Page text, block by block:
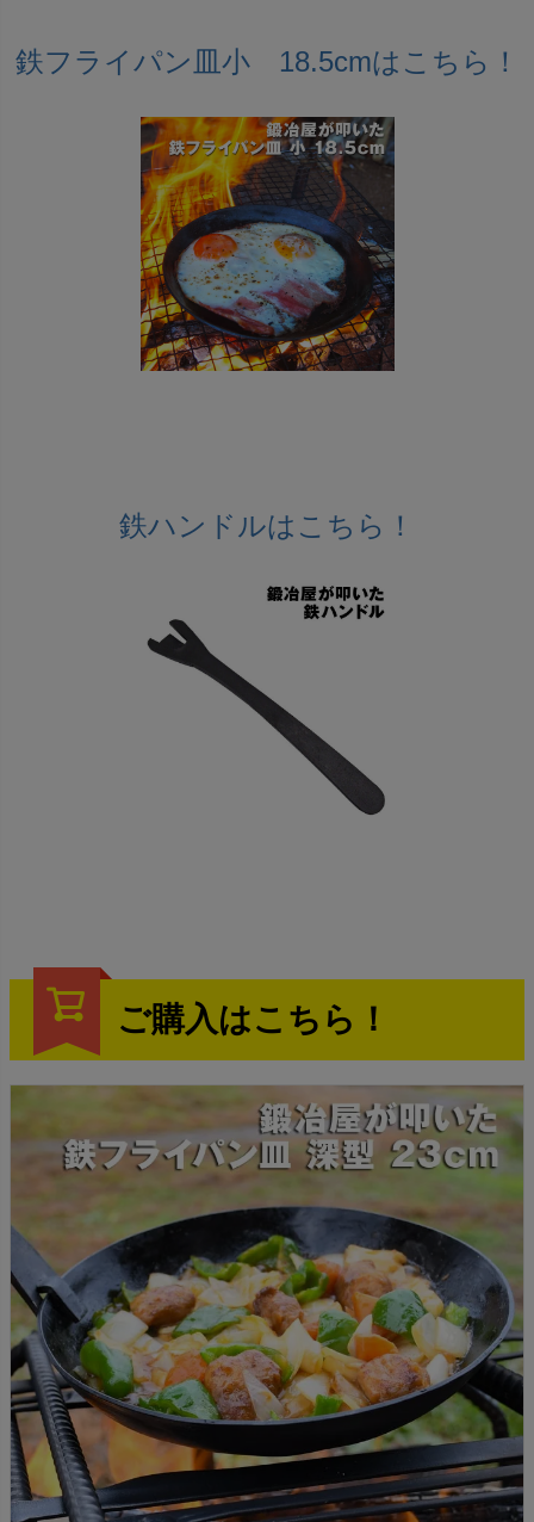
鉄フライパン皿小 18.5cmはこちら！
鉄ハンドルはこちら！
ご購入はこちら！